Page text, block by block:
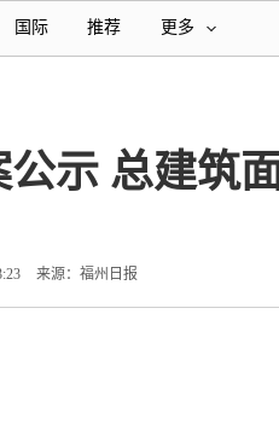
国际 推荐 更多
示 总建筑
来源：福州日报